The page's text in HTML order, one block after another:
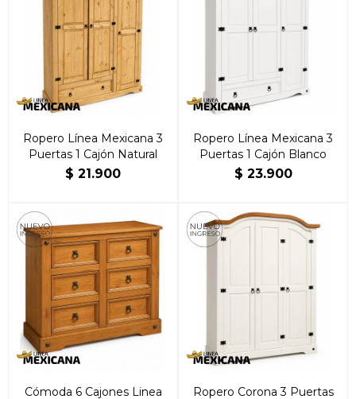
Ropero Línea Mexicana 3
Puertas 1 Cajón Natural
$ 21.900
Ropero Línea Mexicana 3
Puertas 1 Cajón Blanco
$ 23.900
Cómoda 6 Cajones Linea
Ropero Corona 3 Puertas